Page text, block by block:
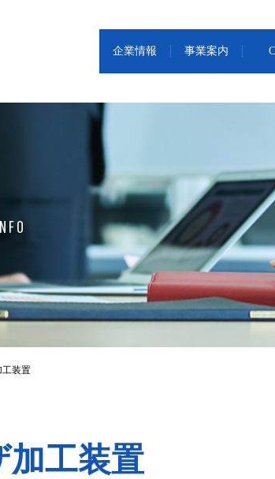
企業情報 事業案内
工装置
加工装置